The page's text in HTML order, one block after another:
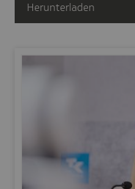
Herunterladen